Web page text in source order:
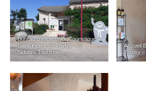
Bureau d’Information Touristique –
Saint-Pierre de Trivisy – ©
Sidobre Tourisme
Accueil
Trivisy –